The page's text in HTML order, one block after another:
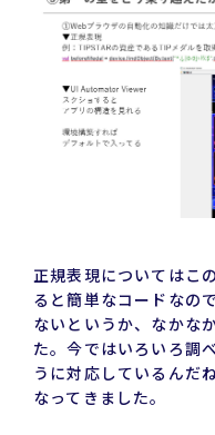
正規表現についてはこ
ると簡単なコードなの
ないというか、なかな
た。今ではいろいろ調
うに対応しているんだ
なってきました。